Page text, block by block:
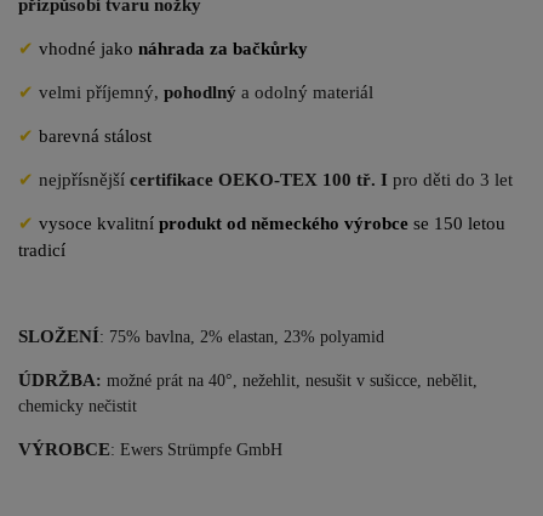
přizpůsobí tvaru nožky
✔ vhodné jako náhrada za bačkůrky
✔ velmi příjemný, pohodlný a odolný materiál
✔ barevná stálost
✔ nejpřísnější certifikace OEKO-TEX 100 tř. I pro děti do 3 let
✔ vysoce kvalitní produkt od německého výrobce se 150 letou
tradicí
SLOŽENÍ: 75% bavlna, 2% elastan, 23% polyamid
ÚDRŽBA: možné prát na 40°, nežehlit, nesušit v sušicce, nebělit,
chemicky nečistit
VÝROBCE: Ewers Strümpfe GmbH